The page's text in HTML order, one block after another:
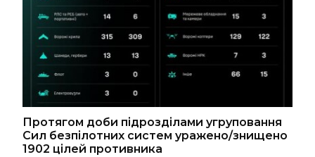
Протягом доби підрозділами угруповання
Сил безпілотних систем уражено/знищено
1902 цілей противника